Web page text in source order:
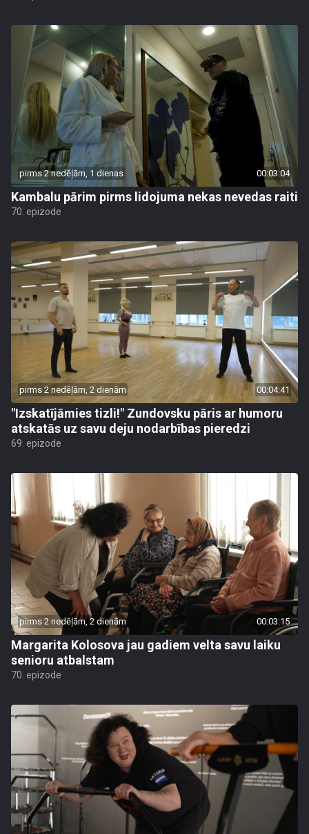
pirms 2 nedēļām, 1 dienas 00:03:04
Kambalu pārim pirms lidojuma nekas nevedas raiti
70. epizode
pirms 2 nedēļām, 2 dienām 00:04:41
"Izskatījāmies tizli!" Zundovsku pāris ar humoru
atskatās uz savu deju nodarbības pieredzi
69. epizode
pirms 2 nedēļām, 2 dienām 00:03:15
Margarita Kolosova jau gadiem velta savu laiku
senioru atbalstam
70. epizode